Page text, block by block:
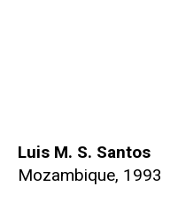
Luis M. S. Santos
Mozambique, 1993